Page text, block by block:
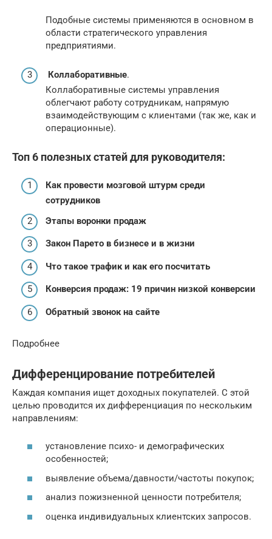
Подобные системы применяются в основном в
области стратегического управления
предприятиями.
Коллаборативные.
Коллаборативные системы управления
облегчают работу сотрудникам, напрямую
взаимодействующим с клиентами (так же, как и
операционные).
Топ 6 полезных статей для руководителя:
Как провести мозговой штурм среди
сотрудников
Этапы воронки продаж
Закон Парето в бизнесе и в жизни
Что такое трафик и как его посчитать
Конверсия продаж: 19 причин низкой конверсии
Обратный звонок на сайте
Подробнее
Дифференцирование потребителей
Каждая компания ищет доходных покупателей. С этой
целью проводится их дифференциация по нескольким
направлениям:
установление психо- и демографических
особенностей;
выявление объема/давности/частоты покупок;
анализ пожизненной ценности потребителя;
оценка индивидуальных клиентских запросов.